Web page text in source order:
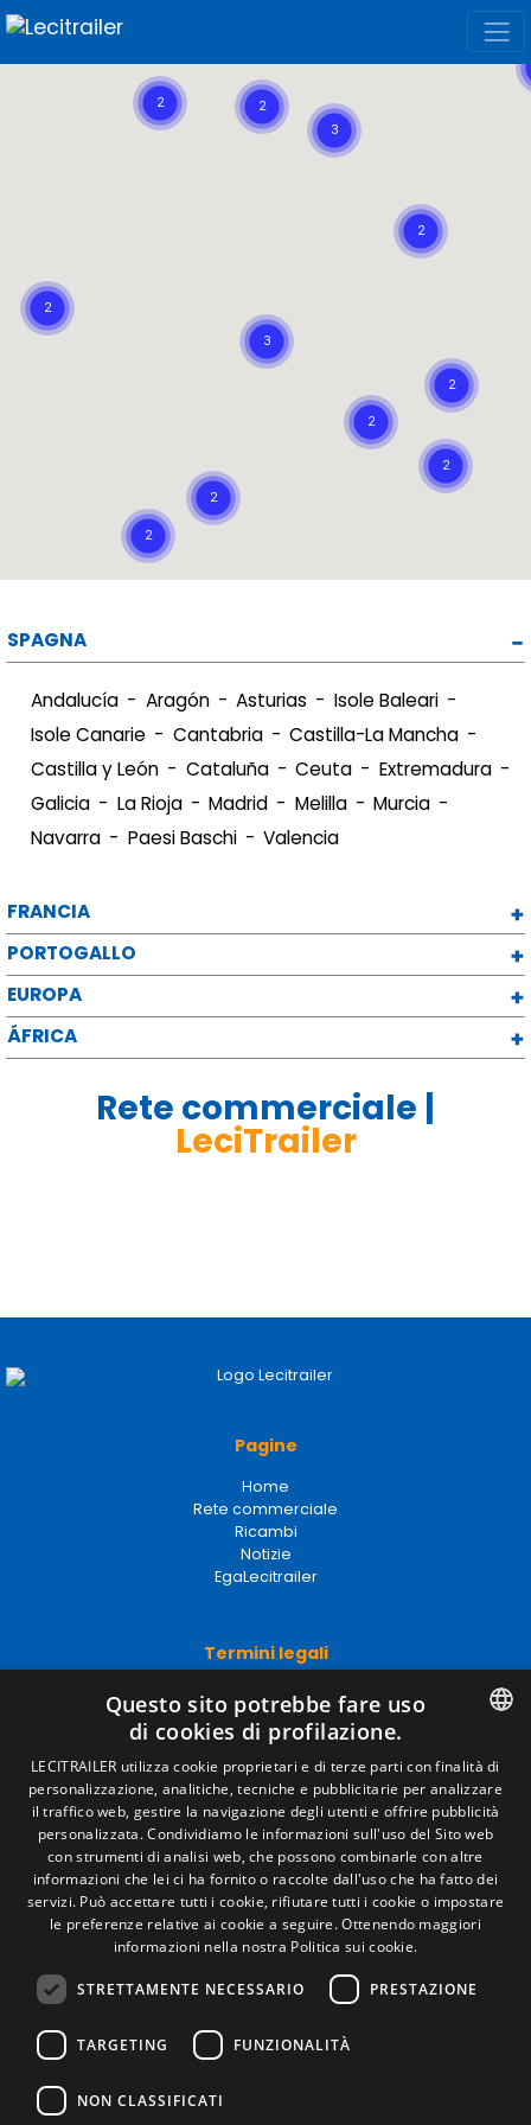
SPAGNA
Andalucía Aragón Asturias
Isole Baleari
Isole Canarie
Cantabria
Castilla-La Mancha
Castilla y León
Cataluña Ceuta
Extremadura
Galicia
La Rioja Madrid Melilla
Murcia
Navarra
Paesi Baschi Valencia
FRANCIA
PORTOGALLO
EUROPA
ÁFRICA
Rete commerciale |
LeciTrailer
Pagine
Home
Rete commerciale
Ricambi
Notizie
EgaLecitrailer
Termini legali
Avviso legale
Politiche sulla privacy
Politica sui cookie
Condizioni generali di vendita
Gestire i cookie
Contatto
Camino de los Huertos, S/N. Apdo 100 .
50620 - Casetas (Zaragoza) Spagna
+(34) 976 462 121
SPANISH
ENGLISH
ITALIAN
PORTUGUESE
Questo sito potrebbe fare uso
di cookies di profilazione.
LECITRAILER utilizza cookie proprietari e di terze parti con finalità di
personalizzazione, analitiche, tecniche e pubblicitarie per analizzare
il traffico web, gestire la navigazione degli utenti e offrire pubblicità
personalizzata. Condividiamo le informazioni sull'uso del Sito web
con strumenti di analisi web, che possono combinarle con altre
informazioni che lei ci ha fornito o raccolte dall'uso che ha fatto dei
servizi. Può accettare tutti i cookie, rifiutare tutti i cookie o impostare
le preferenze relative ai cookie a seguire. Ottenendo maggiori
informazioni nella nostra Politica sui cookie.
STRETTAMENTE NECESSARIO PRESTAZIONE
TARGETING FUNZIONALITÀ
NON CLASSIFICATI